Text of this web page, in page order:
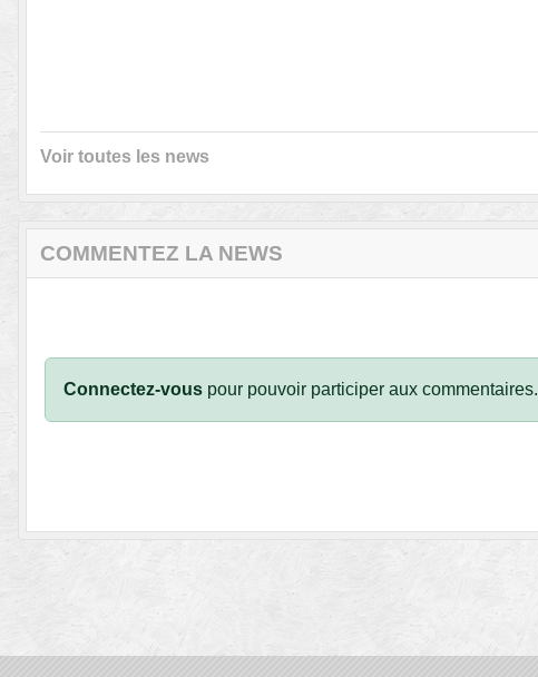
Voir toutes les news
COMMENTEZ LA NEWS
Connectez-vous pour pouvoir participer aux commentaires.